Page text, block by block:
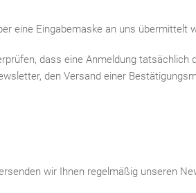
eine Eingabemaske an uns übermittelt
dass eine Anmeldung
den Versand einer
wir Ihnen regelmäßig unseren